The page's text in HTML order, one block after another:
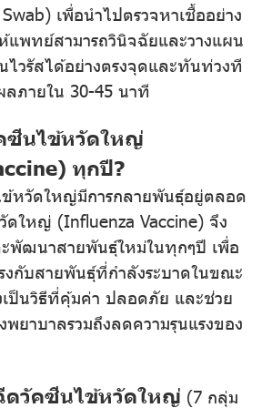
เพื่อนำไปตรวจหาเชื้ออย่าง
แพทย์สามารถวินิจฉัยและวางแผน
ไวรัสได้อย่างตรงจุดและทันท่วงที
ภายใน 30-45 นาที
ซีนไข้หวัดใหญ่
ทุกปี?
ข้หวัดใหญ่มีการกลายพันธุ์อยู่ตลอด
ดใหญ่ (Influenza Vaccine) จึง
พัฒนาสายพันธุ์ใหม่ในทุกๆปี เพื่อ
กับสายพันธุ์ที่กำลังระบาดในขณะ
ป็นวิธีที่คุ้มค่า ปลอดภัย และช่วย
พยาบาลรวมถึงลดความรุนแรงของ
ดวัคซีนไข้หวัดใหญ่ (7 กลุ่ม